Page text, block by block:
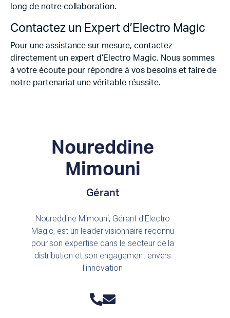
long de notre collaboration.
Contactez un Expert d’Electro Magic
Pour une assistance sur mesure, contactez
directement un expert d’Electro Magic. Nous sommes
à votre écoute pour répondre à vos besoins et faire de
notre partenariat une véritable réussite.
Noureddine
Mimouni
Gérant
Noureddine Mimouni, Gérant d’Electro
Magic, est un leader visionnaire reconnu
pour son expertise dans le secteur de la
distribution et son engagement envers
l'innovation